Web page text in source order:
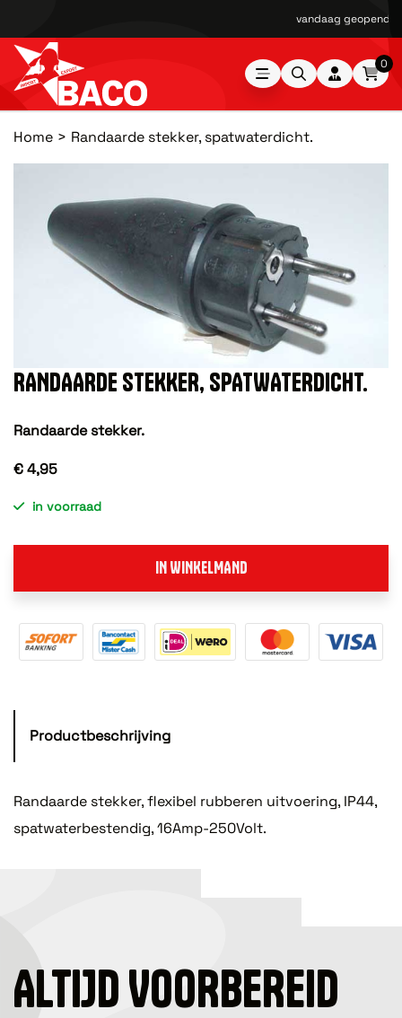
vandaag geopend
0
Home Randaarde stekker, spatwaterdicht.
RANDAARDE STEKKER, SPATWATERDICHT.
Randaarde stekker.
€ 4,95
in voorraad
IN WINKELMAND
Productbeschrijving
Randaarde stekker, flexibel rubberen uitvoering, IP44,
spatwaterbestendig, 16Amp-250Volt.
ALTIJD VOORBEREID